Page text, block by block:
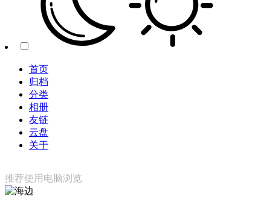
首页
归档
分类
相册
友链
云盘
关于
推荐使用电脑浏览